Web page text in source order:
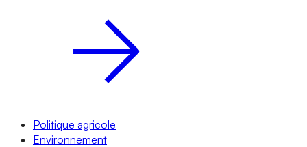
Politique agricole
Environnement